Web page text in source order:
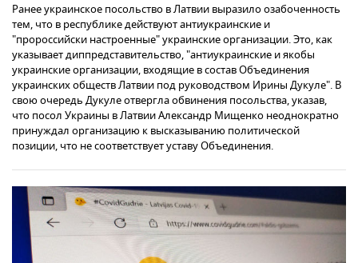
Ранее украинское посольство в Латвии выразило озабоченность
тем, что в республике действуют антиукраинские и
"пророссийски настроенные" украинские организации. Это, как
указывает диппредставительство, "антиукраинские и якобы
украинские организации, входящие в состав Объединения
украинских обществ Латвии под руководством Ирины Дукуле". В
свою очередь Дукуле отвергла обвинения посольства, указав,
что посол Украины в Латвии Александр Мищенко неоднократно
принуждал организацию к высказыванию политической
позиции, что не соответствует уставу Объединения.